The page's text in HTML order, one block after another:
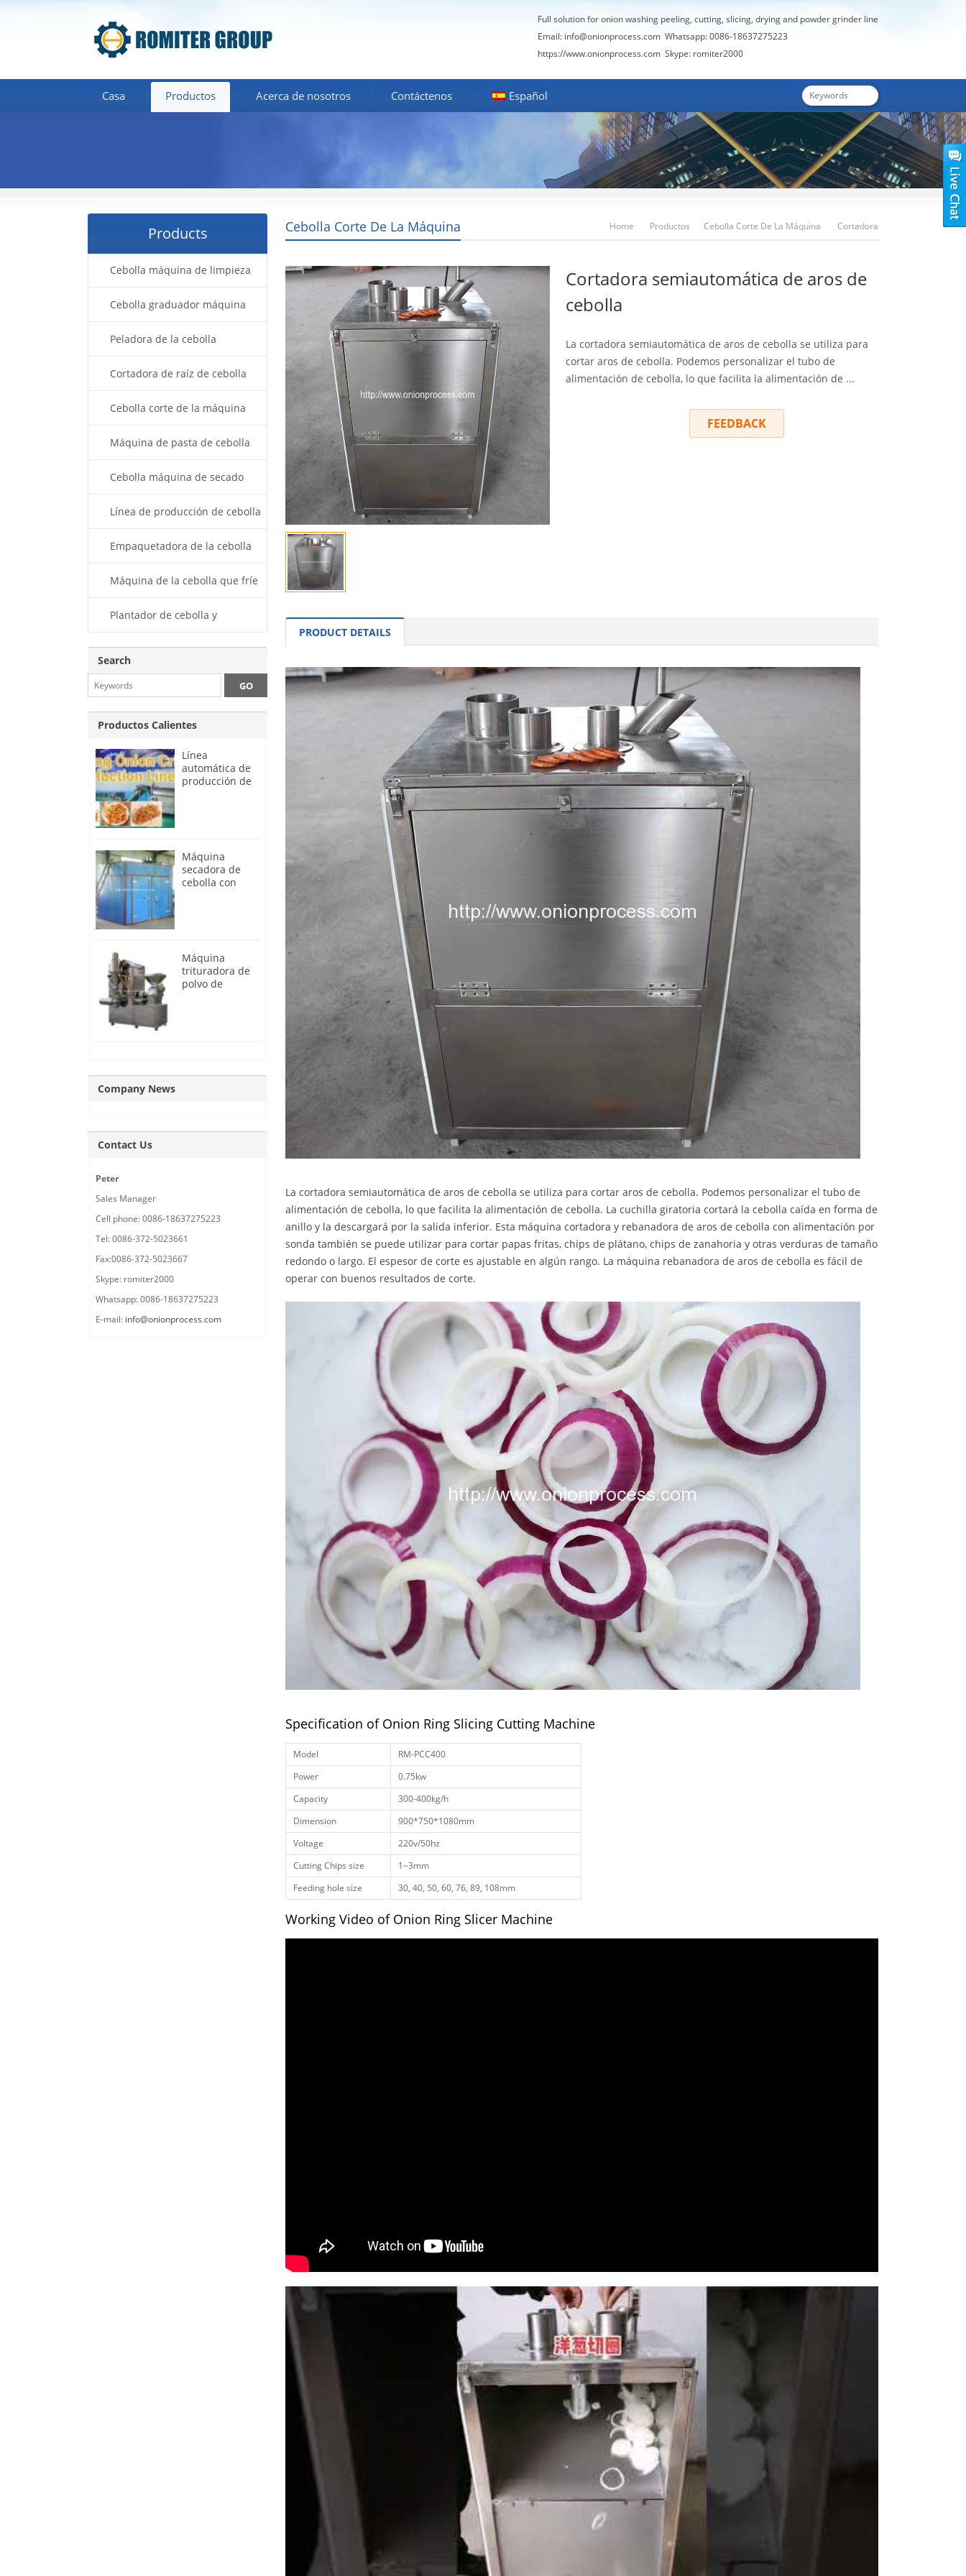
Full solution for onion washing peeling, cutting, slicing, drying and powder grinder line
Email: info@onionprocess.com Whatsapp: 0086-18637275223
https://www.onionprocess.com Skype: romiter2000
Casa Productos Acerca de nosotros Contáctenos Español
Cebolla Corte De La Máquina Home Productos Cebolla Corte De La Máquina Cortadora
Cortadora semiautomática de aros de
cebolla
La cortadora semiautomática de aros de cebolla se utiliza para
cortar aros de cebolla. Podemos personalizar el tubo de
alimentación de cebolla, lo que facilita la alimentación de ...
FEEDBACK
PRODUCT DETAILS
La cortadora semiautomática de aros de cebolla se utiliza para cortar aros de cebolla. Podemos personalizar el tubo de
alimentación de cebolla, lo que facilita la alimentación de cebolla. La cuchilla giratoria cortará la cebolla caída en forma de
anillo y la descargará por la salida inferior. Esta máquina cortadora y rebanadora de aros de cebolla con alimentación por
sonda también se puede utilizar para cortar papas fritas, chips de plátano, chips de zanahoria y otras verduras de tamaño
redondo o largo. El espesor de corte es ajustable en algún rango. La máquina rebanadora de aros de cebolla es fácil de
operar con buenos resultados de corte.
Specification of Onion Ring Slicing Cutting Machine
Model
RM-PCC400
Power
0.75kw
Capacity
300-400kg/h
Dimension
900*750*1080mm
Voltage
220v/50hz
Cutting Chips size
1~3mm
Feeding hole size
30, 40, 50, 60, 76, 89, 108mm
Working Video of Onion Ring Slicer Machine
Products
Cebolla máquina de limpieza
Cebolla graduador máquina
Peladora de la cebolla
Cortadora de raíz de cebolla
Cebolla corte de la máquina
Máquina de pasta de cebolla
Cebolla máquina de secado
Línea de producción de cebolla
en polvo
Empaquetadora de la cebolla
Máquina de la cebolla que fríe
Plantador de cebolla y
cosechadora
Search
Productos Calientes
Línea
automática de
producción de
Máquina
secadora de
cebolla con
Máquina
trituradora de
polvo de
Company News
Contact Us
Peter
Sales Manager
Cell phone: 0086-18637275223
Tel: 0086-372-5023661
Fax:0086-372-5023667
Skype: romiter2000
Whatsapp: 0086-18637275223
E-mail: info@onionprocess.com